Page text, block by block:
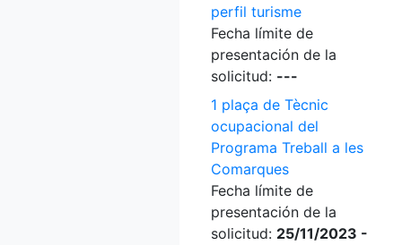
perfil turisme
Fecha límite de
presentación de la
solicitud: ---
1 plaça de Tècnic
ocupacional del
Programa Treball a les
Comarques
Fecha límite de
presentación de la
solicitud: 25/11/2023 -